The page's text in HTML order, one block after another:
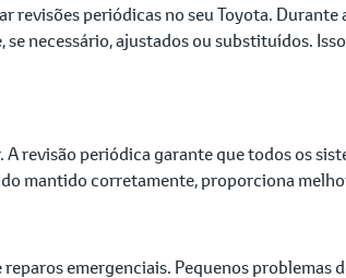
revisões periódicas no seu Toyota.
se necessário, ajustados ou substituídos.
revisão periódica garante que todos os
mantido corretamente, proporciona
emergenciais. Pequenos